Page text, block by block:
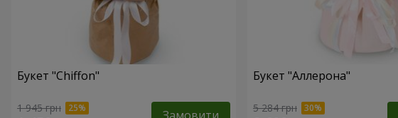
Букет "Chiffon"
1 945 грн
Букет "Аллерона"
5 284 грн